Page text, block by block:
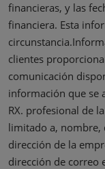
financieras, y las
financiera. Esta
clientes
comunicación
información que se
RX. profesional de
limitado a, nombre,
dirección de la
dirección de correo